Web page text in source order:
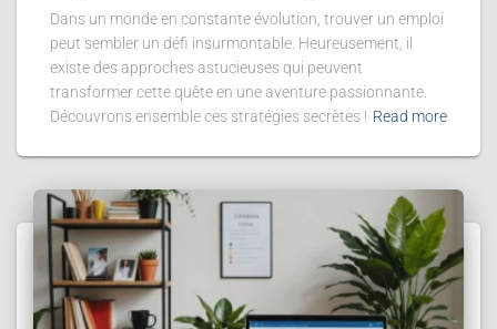
Dans un monde en constante évolution, trouver un emploi
peut sembler un défi insurmontable. Heureusement, il
existe des approches astucieuses qui peuvent
transformer cette quête en une aventure passionnante.
Découvrons ensemble ces stratégies secrètes ! Read more